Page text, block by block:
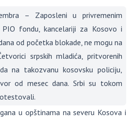
– Zaposleni u privremenim
PIO fondu, kancelariji za Kosovo i
od početka blokade, ne mogu na
srpskih mladića, pritvorenih
na takozvanu kosovsku policiju,
od mesec dana. Srbi su tokom
u opštinama na severu Kosova i